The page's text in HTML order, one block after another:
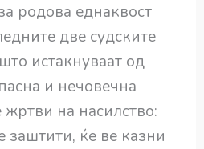
родова еднаквост
две судските
истакнуваат од
и нечовечна
на насилство:
заштити, ќе ве казни